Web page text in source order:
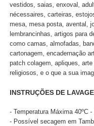
vestidos, saias, enxoval,
nécessaires, carteiras,
mesa, mesa posta, avental,
lembrancinhas, artigos para
como camas, almofadas,
cartonagem, encadernação
patch colagem, apliques,
religiosos, e o que a sua
INSTRUÇÕES DE
- Temperatura Máxima 40ºC
- Possível secagem em